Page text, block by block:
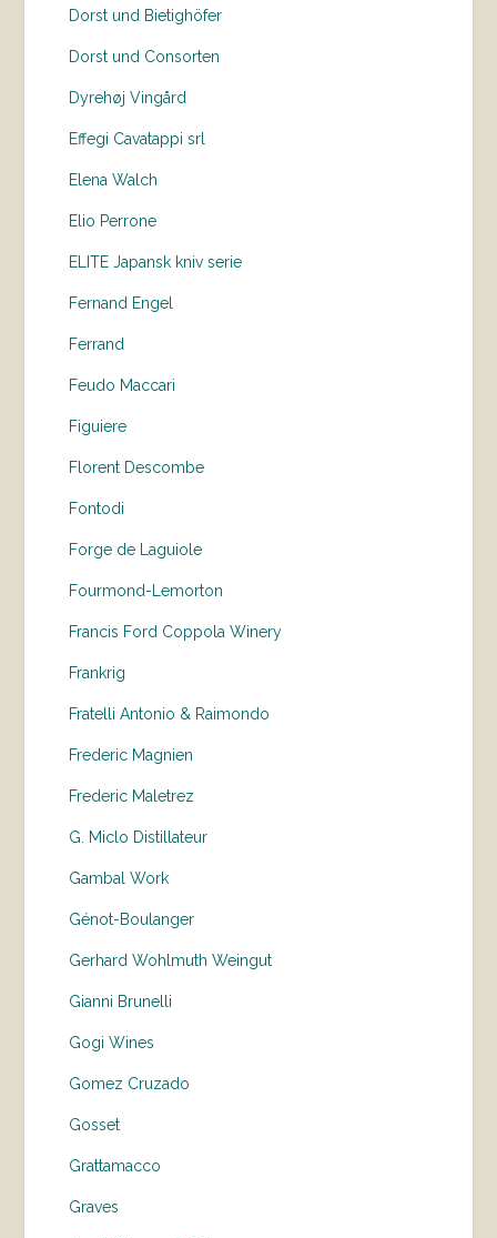
Dorst und Bietighöfer
Dorst und Consorten
Dyrehøj Vingård
Effegi Cavatappi srl
Elena Walch
Elio Perrone
ELITE Japansk kniv serie
Fernand Engel
Ferrand
Feudo Maccari
Figuiere
Florent Descombe
Fontodi
Forge de Laguiole
Fourmond-Lemorton
Francis Ford Coppola Winery
Frankrig
Fratelli Antonio & Raimondo
Frederic Magnien
Frederic Maletrez
G. Miclo Distillateur
Gambal Work
Génot-Boulanger
Gerhard Wohlmuth Weingut
Gianni Brunelli
Gogi Wines
Gomez Cruzado
Gosset
Grattamacco
Graves